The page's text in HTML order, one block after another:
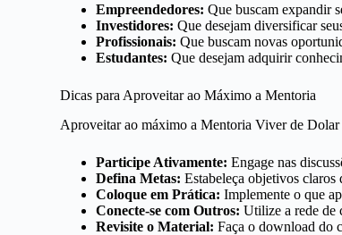
Empreendedores: Que buscam expandir
Investidores: Que desejam diversificar
Profissionais: Que buscam novas
Estudantes: Que desejam adquirir
Dicas para Aproveitar ao Máximo a Mentoria
Aproveitar ao máximo a Mentoria Viver de Dolar
Participe Ativamente: Engage nas
Defina Metas: Estabeleça objetivos claros
Coloque em Prática: Implemente o que
Conecte-se com Outros: Utilize a rede de
Revisite o Material: Faça o download do